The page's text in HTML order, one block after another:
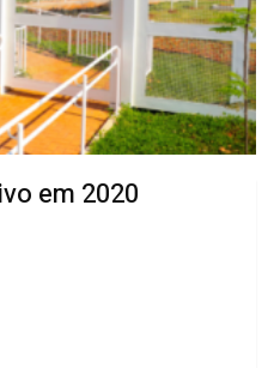
em 2020